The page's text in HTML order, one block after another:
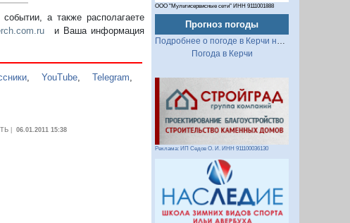
а также располагаете
и Ваша информация
,YouTube ,Telegram
| 06.01.2011 15:38
ООО "Мультисервисные сети" ИНН 9111001888
Прогноз погоды
Подробнее о погоде в Керчи на 2 недели
Погода в Керчи
Реклама: ИП Седов О. И. ИНН 911100036130